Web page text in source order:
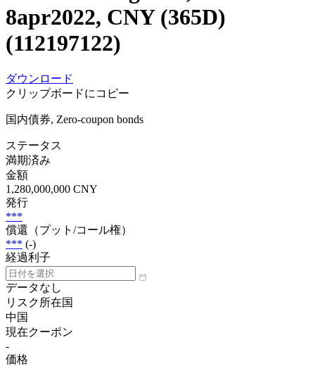
8apr2022, CNY (365D)
(112197122)
ダウンロード
クリップボードにコピー
国内債券, Zero-coupon bonds
ステータス
満期済み
金額
1,280,000,000 CNY
発行
***
償還（プット/コール権）
*** (-)
経過利子
データなし
リスク所在国
中国
現在クーポン
-
価格